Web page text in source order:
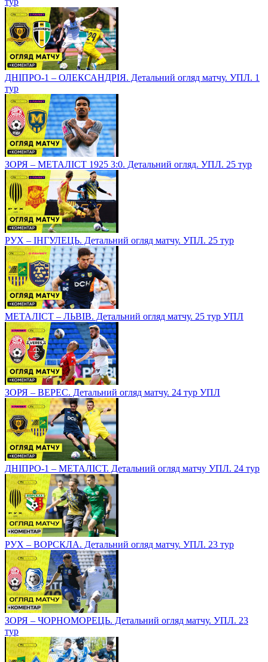
ДНІПРО-1 – ОЛЕКСАНДРІЯ. Детальний огляд матчу. УПЛ. 1
тур
ЗОРЯ – МЕТАЛІСТ 1925 3:0. Детальний огляд. УПЛ. 25 тур
РУХ – ІНГУЛЕЦЬ. Детальний огляд матчу. УПЛ. 25 тур
МЕТАЛІСТ – ЛЬВІВ. Детальний огляд матчу. 25 тур УПЛ
ЗОРЯ – ВЕРЕС. Детальний огляд матчу. 24 тур УПЛ
ДНІПРО-1 – МЕТАЛІСТ. Детальний огляд матчу УПЛ. 24 тур
РУХ – ВОРСКЛА. Детальний огляд матчу. УПЛ. 23 тур
ЗОРЯ – ЧОРНОМОРЕЦЬ. Детальний огляд матчу. УПЛ. 23
тур